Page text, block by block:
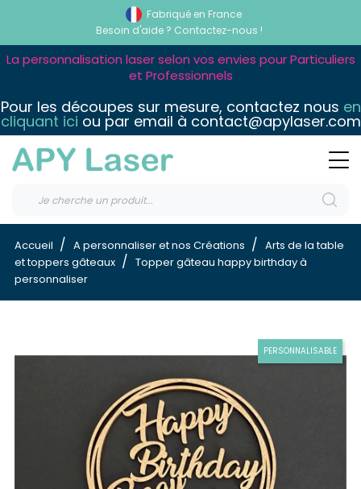
La personnalisation laser selon vos envies pour Particuliers
et Professionnels
Pour les découpes sur mesure, contactez nous en
cliquant ici ou par email à contact@apylaser.com
Fabriqué en France
Besoin d'aide ? Contactez-nous !
Accueil A personnaliser et nos Créations
Arts de la table
et toppers gâteaux
Topper gâteau happy birthday à
personnaliser
PERSONNALISABLE